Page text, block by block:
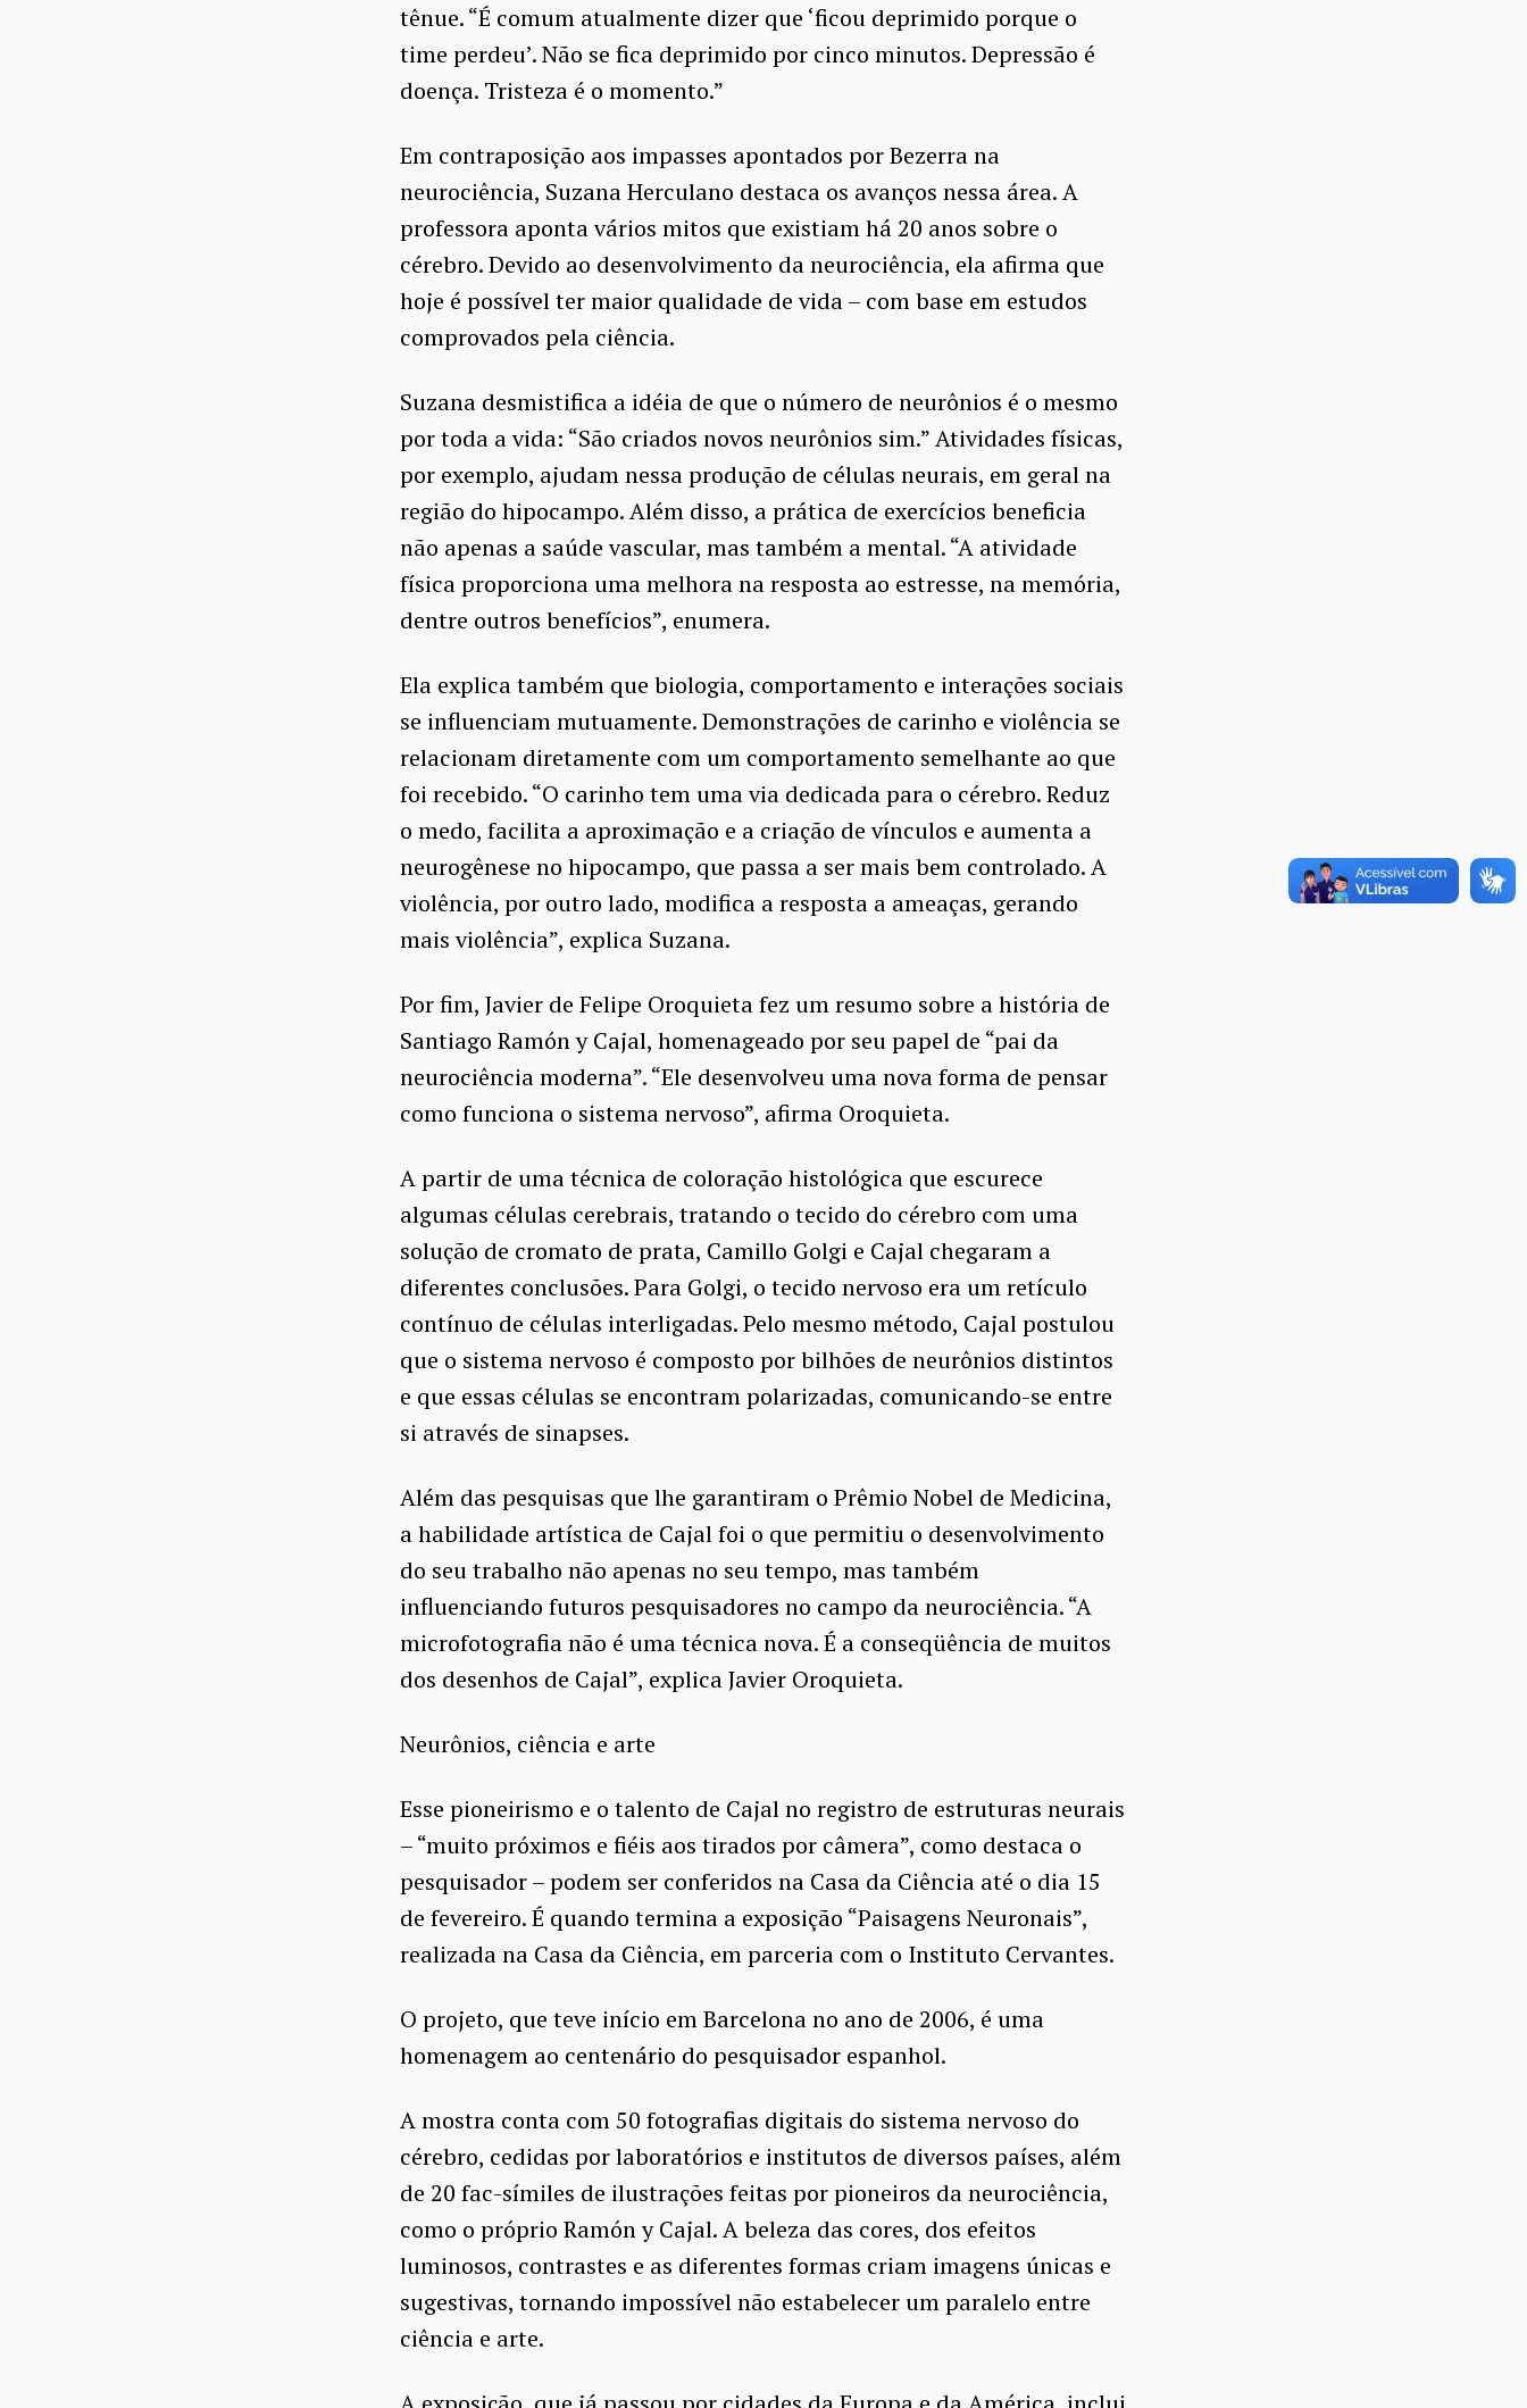
tênue. “É comum atualmente dizer que ‘ficou deprimido porque o
time perdeu’. Não se fica deprimido por cinco minutos. Depressão é
doença. Tristeza é o momento.”
Em contraposição aos impasses apontados por Bezerra na
neurociência, Suzana Herculano destaca os avanços nessa área. A
professora aponta vários mitos que existiam há 20 anos sobre o
cérebro. Devido ao desenvolvimento da neurociência, ela afirma que
hoje é possível ter maior qualidade de vida – com base em estudos
comprovados pela ciência.
Suzana desmistifica a idéia de que o número de neurônios é o mesmo
por toda a vida: “São criados novos neurônios sim.” Atividades físicas,
por exemplo, ajudam nessa produção de células neurais, em geral na
região do hipocampo. Além disso, a prática de exercícios beneficia
não apenas a saúde vascular, mas também a mental. “A atividade
física proporciona uma melhora na resposta ao estresse, na memória,
dentre outros benefícios”, enumera.
Ela explica também que biologia, comportamento e interações sociais
se influenciam mutuamente. Demonstrações de carinho e violência se
relacionam diretamente com um comportamento semelhante ao que
foi recebido. “O carinho tem uma via dedicada para o cérebro. Reduz
o medo, facilita a aproximação e a criação de vínculos e aumenta a
neurogênese no hipocampo, que passa a ser mais bem controlado. A
violência, por outro lado, modifica a resposta a ameaças, gerando
mais violência”, explica Suzana.
Por fim, Javier de Felipe Oroquieta fez um resumo sobre a história de
Santiago Ramón y Cajal, homenageado por seu papel de “pai da
neurociência moderna”. “Ele desenvolveu uma nova forma de pensar
como funciona o sistema nervoso”, afirma Oroquieta.
A partir de uma técnica de coloração histológica que escurece
algumas células cerebrais, tratando o tecido do cérebro com uma
solução de cromato de prata, Camillo Golgi e Cajal chegaram a
diferentes conclusões. Para Golgi, o tecido nervoso era um retículo
contínuo de células interligadas. Pelo mesmo método, Cajal postulou
que o sistema nervoso é composto por bilhões de neurônios distintos
e que essas células se encontram polarizadas, comunicando-se entre
si através de sinapses.
Além das pesquisas que lhe garantiram o Prêmio Nobel de Medicina,
a habilidade artística de Cajal foi o que permitiu o desenvolvimento
do seu trabalho não apenas no seu tempo, mas também
influenciando futuros pesquisadores no campo da neurociência. “A
microfotografia não é uma técnica nova. É a conseqüência de muitos
dos desenhos de Cajal”, explica Javier Oroquieta.
Neurônios, ciência e arte
Esse pioneirismo e o talento de Cajal no registro de estruturas neurais
– “muito próximos e fiéis aos tirados por câmera”, como destaca o
pesquisador – podem ser conferidos na Casa da Ciência até o dia 15
de fevereiro. É quando termina a exposição “Paisagens Neuronais”,
realizada na Casa da Ciência, em parceria com o Instituto Cervantes.
O projeto, que teve início em Barcelona no ano de 2006, é uma
homenagem ao centenário do pesquisador espanhol.
A mostra conta com 50 fotografias digitais do sistema nervoso do
cérebro, cedidas por laboratórios e institutos de diversos países, além
de 20 fac-símiles de ilustrações feitas por pioneiros da neurociência,
como o próprio Ramón y Cajal. A beleza das cores, dos efeitos
luminosos, contrastes e as diferentes formas criam imagens únicas e
sugestivas, tornando impossível não estabelecer um paralelo entre
ciência e arte.